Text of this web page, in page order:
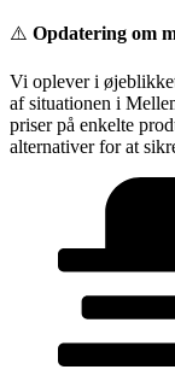
Videre
indhold
⚠️ Opdatering om
Vi oplever i
af situationen i
priser på enkelte
alternativer for at